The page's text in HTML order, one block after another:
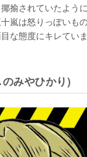
揄されていたように
嵐は怒りっぽいも
な態度にキレてい
みやひかり)